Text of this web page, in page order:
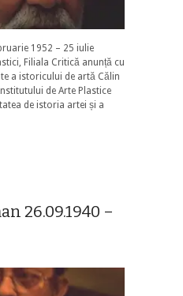
1952 – 25 iulie
Filiala Critică anunță cu
a istoricului de artă Călin
de Arte Plastice
de istoria artei și a
26.09.1940 –